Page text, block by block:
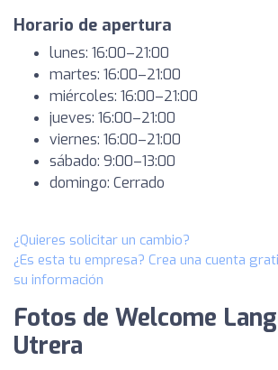
Horario de apertura
lunes: 16:00–21:00
martes: 16:00–21:00
miércoles: 16:00–21:00
jueves: 16:00–21:00
viernes: 16:00–21:00
sábado: 9:00–13:00
domingo: Cerrado
¿Quieres solicitar un cambio?
¿Es esta tu empresa? Crea una cuenta
su información
Fotos de Welcome
Utrera